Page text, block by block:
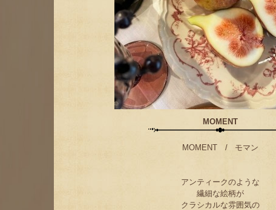
MOMENT
MOMENT / モマン
アンティークのような
繊細な絵柄が
クラシカルな雰囲気の